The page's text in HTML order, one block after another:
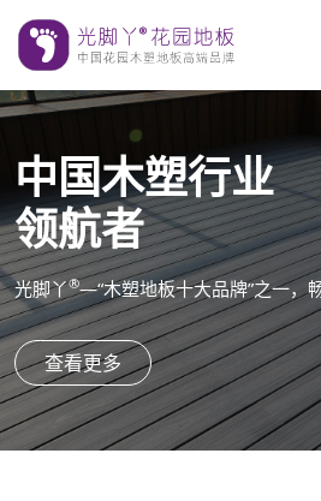
中国木塑行业
领航者
光脚丫®—“木塑地板十大品牌”之一，
查看更多